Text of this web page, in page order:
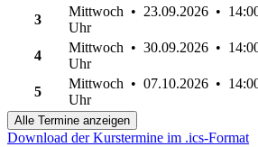
3
Mittwoch • 23.09.2026 •
Uhr
4
Mittwoch • 30.09.2026 •
Uhr
5
Mittwoch • 07.10.2026 •
Uhr
Alle Termine anzeigen
Download der Kurstermine im .ics-Format